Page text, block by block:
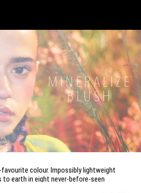
colour. Impossibly lightweight
to earth in eight never-before-seen
plums to bright pinks, in an all-new matte